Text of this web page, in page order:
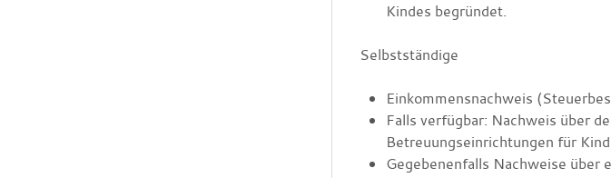
Kindes begründet.
Selbstständige
Einkommensnachweis
Falls verfügbar: Nachweis über
Betreuungseinrichtungen für
Gegebenenfalls Nachweise über